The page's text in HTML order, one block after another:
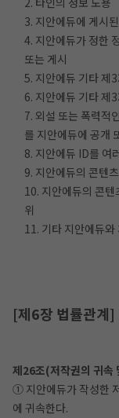
3. 지안에듀에 게시
4. 지안에듀가 정한
또는 게시
5. 지안에듀 기타 제
6. 지안에듀 기타 제
7. 외설 또는 폭력적
를 지안에듀에 공개
8. 지안에듀 ID를 여
9. 지안에듀의 콘텐
10. 지안에듀의 콘
위
11. 기타 지안에듀와
[제6장 법률관계]
제26조(저작권의 귀속
① 지안에듀가 작성한
에 귀속한다.